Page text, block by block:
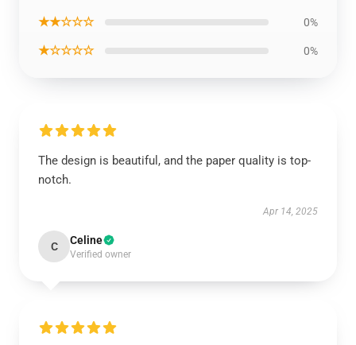
★★☆☆☆ 0%
★☆☆☆☆ 0%
The design is beautiful, and the paper quality is top-
notch.
Apr 14, 2025
C Celine
Verified owner